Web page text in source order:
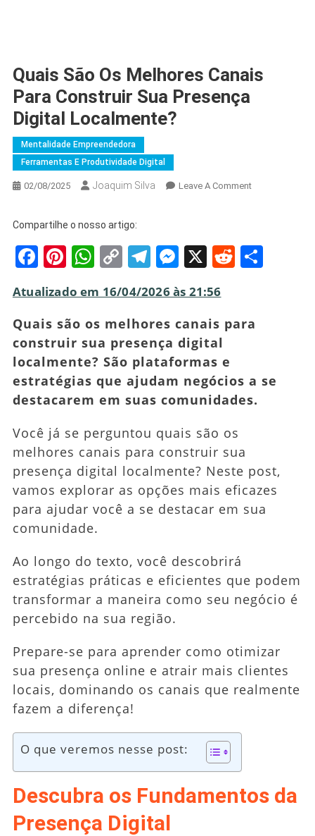
Quais São Os Melhores Canais
Para Construir Sua Presença
Digital Localmente?
Mentalidade Empreendedora
Ferramentas E Produtividade Digital
02/08/2025 Joaquim Silva Leave A CommentOn
Melhores
Canais
Presença
Compartilhe o nosso artigo:
Facebook
Pinterest
WhatsApp
CopyTelegram
Messenger
X Reddit
Atualizado em 16/04/2026 às 21:56
Quais são os melhores canais para
construir sua presença digital
localmente? São plataformas e
estratégias que ajudam negócios a se
destacarem em suas comunidades.
Você já se perguntou quais são os
melhores canais para construir sua
presença digital localmente? Neste post,
vamos explorar as opções mais eficazes
para ajudar você a se destacar em sua
comunidade.
Ao longo do texto, você descobrirá
estratégias práticas e eficientes que podem
transformar a maneira como seu negócio é
percebido na sua região.
Prepare-se para aprender como otimizar
sua presença online e atrair mais clientes
locais, dominando os canais que realmente
fazem a diferença!
O que veremos nesse post:
Descubra os Fundamentos da
Presença Digital